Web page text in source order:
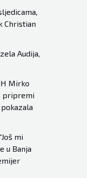
Christian
Audija,
Mirko
pripremi
mi
u Banja